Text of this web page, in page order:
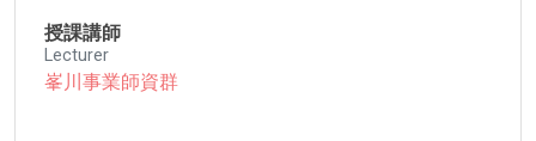
授課講師
Lecturer
峯川事業師資群